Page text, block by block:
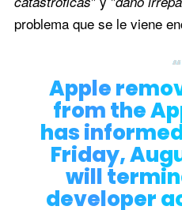
problema que se le viene
Apple
from the
has
Friday,
will
developer